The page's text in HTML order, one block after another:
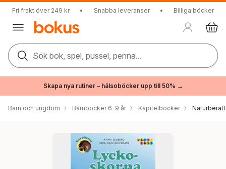
Fri frakt över 249 kr • Snabba leveranser • Billiga böcker
Sök bok, spel, pussel, penna...
Skapa nya rutiner – hälsoböcker upp till 50% →
Barn och ungdom Barnböcker 6-9 år Kapitelböcker